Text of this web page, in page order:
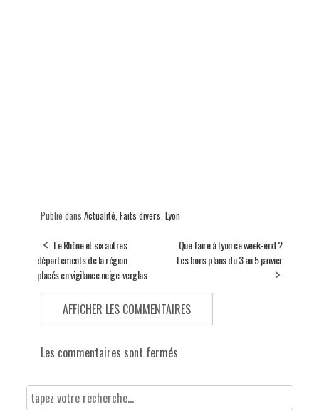
Publié dans Actualité, Faits divers, Lyon
Le Rhône et six autres
départements de la région
placés en vigilance neige-verglas
Que faire à Lyon ce week-end ?
Les bons plans du 3 au 5 janvier
AFFICHER LES COMMENTAIRES
Les commentaires sont fermés